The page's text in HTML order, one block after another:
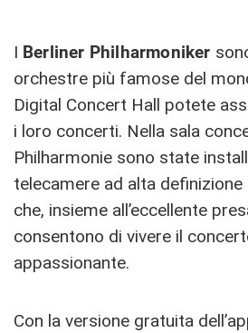
I Berliner Philharmoniker
orchestre più famose del
Digital Concert Hall potete
i loro concerti. Nella sala
Philharmonie sono state
telecamere ad alta
che, insieme all’eccellente
consentono di vivere il
appassionante.
Con la versione gratuita